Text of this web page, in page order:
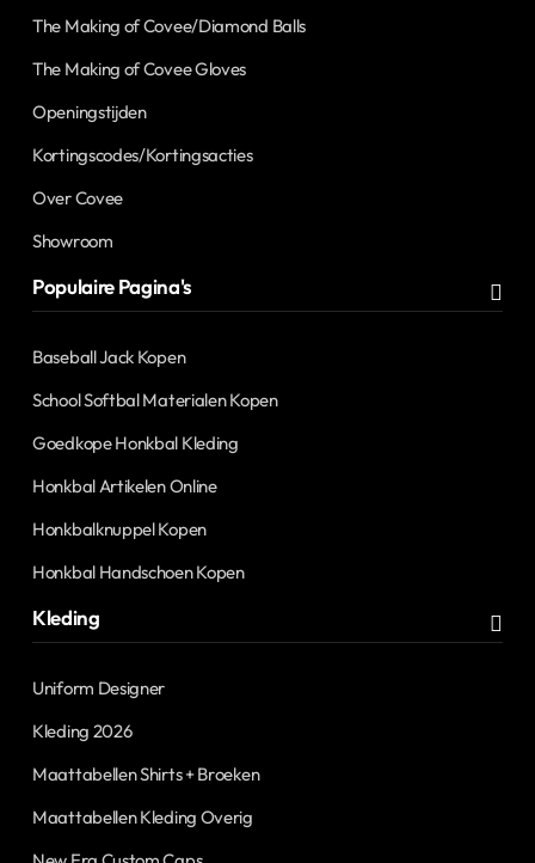
The Making of Covee/Diamond Balls
The Making of Covee Gloves
Openingstijden
Kortingscodes/Kortingsacties
Over Covee
Showroom
Populaire Pagina's
Baseball Jack Kopen
School Softbal Materialen Kopen
Goedkope Honkbal Kleding
Honkbal Artikelen Online
Honkbalknuppel Kopen
Honkbal Handschoen Kopen
Kleding
Uniform Designer
Kleding 2026
Maattabellen Shirts + Broeken
Maattabellen Kleding Overig